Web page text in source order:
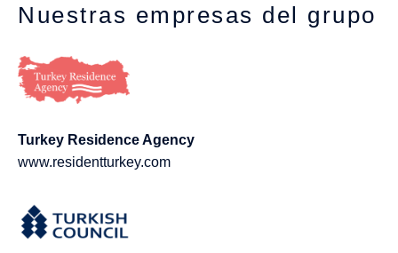
Nuestras empresas del grupo
Turkey Residence Agency
www.residentturkey.com